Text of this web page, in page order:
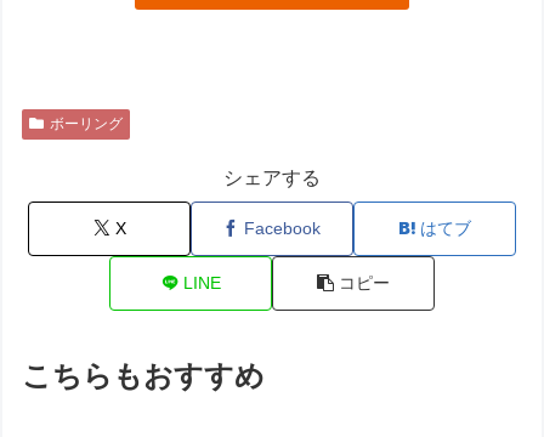
ボーリング
シェアする
X Facebook はてブ
LINE コピー
こちらもおすすめ